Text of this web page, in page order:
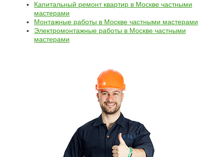
Капитальный ремонт квартир в Москве частными
мастерами
Монтажные работы в Москве частными мастерами
Электромонтажные работы в Москве частными
мастерами